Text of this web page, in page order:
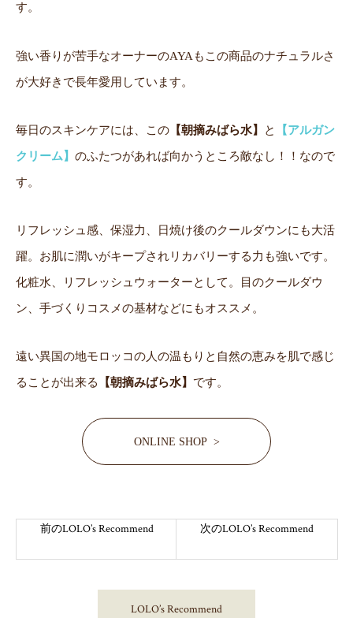
す。
強い香りが苦手なオーナーのAYAもこの商品のナチュラルさ
が大好きで長年愛用しています。
毎日のスキンケアには、この 【朝摘みばら水】 と 【アルガン
クリーム】 のふたつがあれば向かうところ敵なし！！なので
す。
リフレッシュ感、保湿力、日焼け後のクールダウンにも大活
躍。お肌に潤いがキープされリカバリーする力も強いです。
化粧水、リフレッシュウォーターとして。目のクールダウ
ン、手づくりコスメの基材などにもオススメ。
遠い異国の地モロッコの人の温もりと自然の恵みを肌で感じ
ることが出来る 【朝摘みばら水】 です。
ONLINE SHOP >
前のLOLO’s Recommend 次のLOLO’s Recommend
LOLO’s Recommend